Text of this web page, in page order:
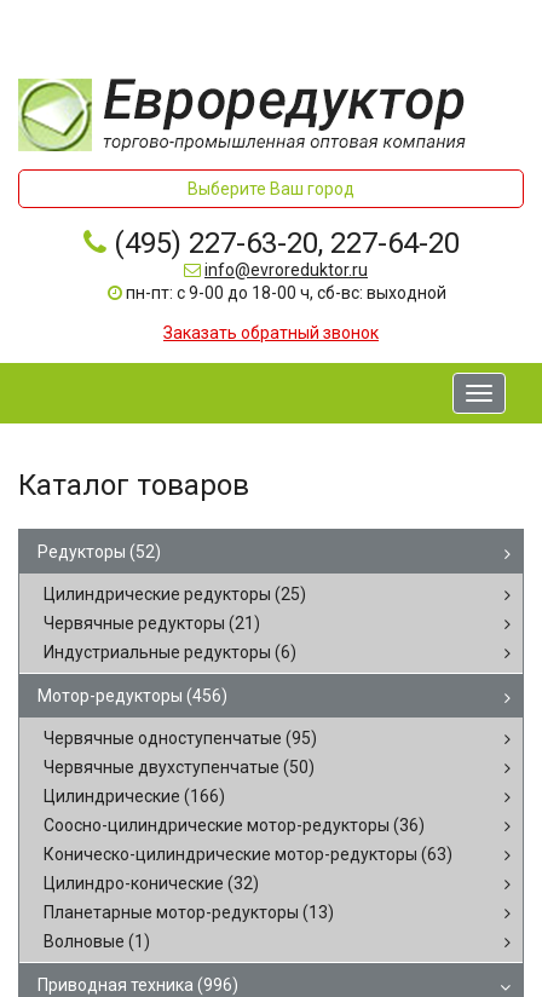
Выберите Ваш город
(495) 227-63-20, 227-64-20
info@evroreduktor.ru
пн-пт: с 9-00 до 18-00 ч, сб-вс: выходной
Заказать обратный звонок
Toggle
Каталог товаров
Редукторы (52)
Цилиндрические редукторы (25)
Червячные редукторы (21)
Индустриальные редукторы (6)
Мотор-редукторы (456)
Червячные одноступенчатые (95)
Червячные двухступенчатые (50)
Цилиндрические (166)
Соосно-цилиндрические мотор-редукторы (36)
Коническо-цилиндрические мотор-редукторы (63)
Цилиндро-конические (32)
Планетарные мотор-редукторы (13)
Волновые (1)
Приводная техника (996)